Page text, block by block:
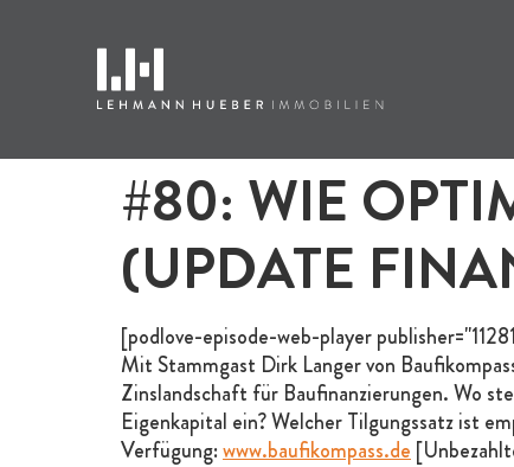
#80: WIE
(UPDATE
[podlove-episode-web-player
Mit Stammgast Dirk Langer von
Zinslandschaft für Baufinanzierungen. Wo
Eigenkapital ein? Welcher Tilgungssatz ist
Verfügung:www.baufikompass.de